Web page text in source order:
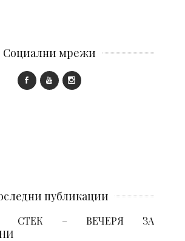
Социални мрежи
публикации
СТЕК – ВЕЧЕРЯ ЗА